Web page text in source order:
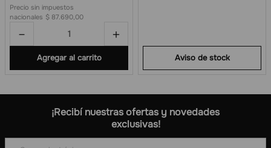
Precio sin impuestos
nacionales $ 87.690,00
＋
－
Agregar al carrito
¡Recibí nuestras ofertas y novedades
exclusivas!